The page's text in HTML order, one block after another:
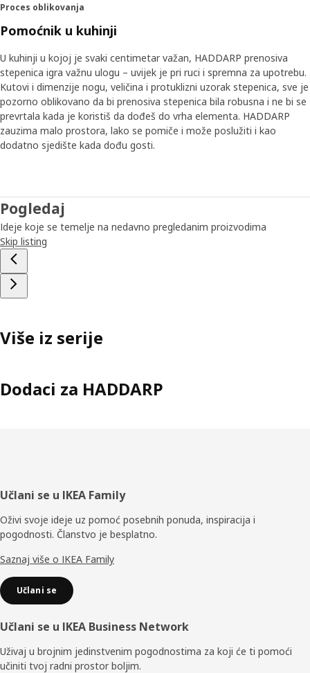
dio dizajna”, otkrio je Oskar. Kutovi i dimenzije nogu,
veličina i protuklizni uzorak stepenica, sve je pozorno
oblikovano da bi prenosiva stepenica bila robusna i ne bi se
prevrtala. Istovremeno, te značajke pridonose
jedinstvenom izgledu prepunom karaktera.
Uvijek nadomak ruke
Zahvaljujući dizajnu od 360 stupnjeva na prenosivu
stepenicu moguće je zakoračiti iz svih smjerova. „Djeluje
ugodno i prekrasno i nikada ti neće okrenuti leđa”, Otkriva
centimetar važan, može poslužiti i kao dodatno rješenje
za sjedenje. Kada završavaš pripremu večere, gosti se
mogu opustiti na HADDARP prenosivoj stepenici koja će
uvijek biti nadomak ruke i spremna kada je potrebno.”
Proces oblikovanja
Pomoćnik u kuhinji
U kuhinji u kojoj je svaki centimetar važan, HADDARP prenosiva
stepenica igra važnu ulogu – uvijek je pri ruci i spremna za upotrebu.
Kutovi i dimenzije nogu, veličina i protuklizni uzorak stepenica, sve je
pozorno oblikovano da bi prenosiva stepenica bila robusna i ne bi se
prevrtala kada je koristiš da dođeš do vrha elementa. HADDARP
zauzima malo prostora, lako se pomiče i može poslužiti i kao
dodatno sjedište kada dođu gosti.
Pogledaj
Ideje koje se temelje na nedavno pregledanim proizvodima
Skip listing
Više iz serije
Dodaci za HADDARP
Podnožje
Učlani se u IKEA Family
Oživi svoje ideje uz pomoć posebnih ponuda, inspiracija i
pogodnosti. Članstvo je besplatno.
Saznaj više o IKEA Family
Učlani se
Učlani se u IKEA Business Network
Uživaj u brojnim jedinstvenim pogodnostima za koji će ti pomoći
učiniti tvoj radni prostor boljim.